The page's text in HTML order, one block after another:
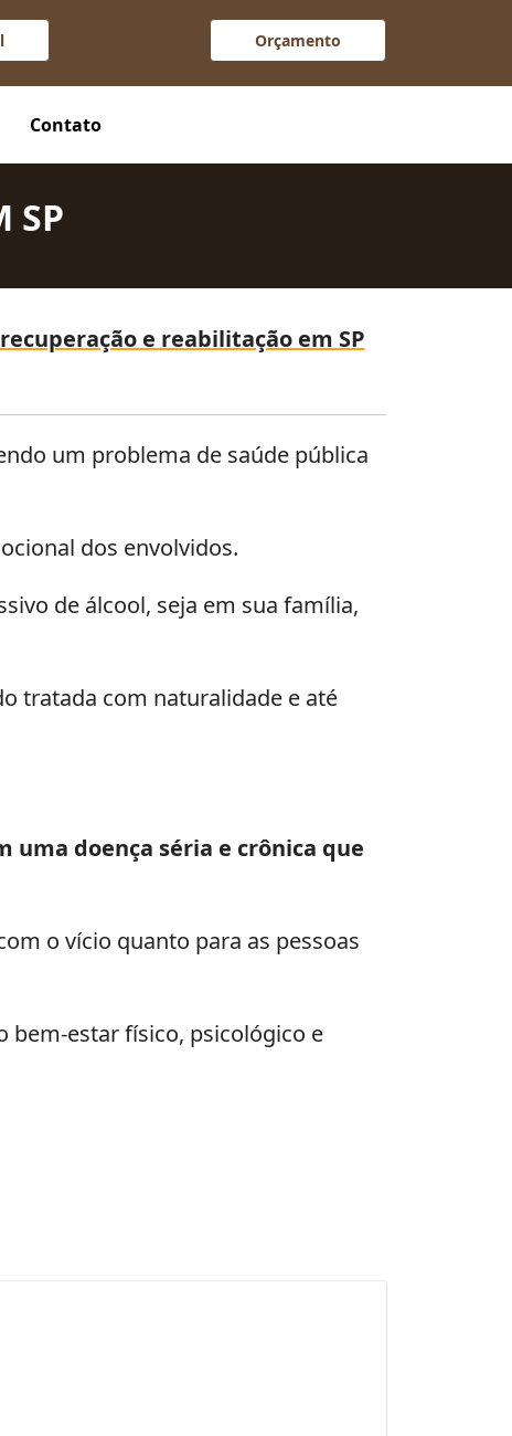
Orçamento
Contato
SP
e reabilitação em SP
um problema de saúde pública
dos envolvidos.
de álcool, seja em sua família,
tratada com naturalidade e até
uma doença séria e crônica que
o vício quanto para as pessoas
bem-estar físico, psicológico e